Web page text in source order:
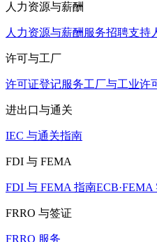
人力资源与薪酬
人力资源与薪酬服务招聘支持
许可与工厂
许可证登记服务工厂与工业许
进出口与通关
IEC 与通关指南
FDI 与 FEMA
FDI 与 FEMA 指南
FRRO 与签证
FRRO 服务